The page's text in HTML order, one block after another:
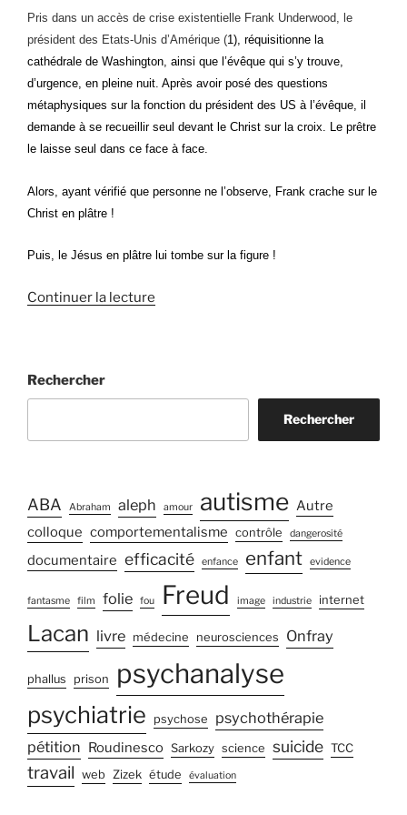
Pris dans un accès de crise existentielle Frank Underwood, le
président des Etats-Unis d’Amérique (1), réquisitionne la
cathédrale de Washington, ainsi que l’évêque qui s’y trouve,
d’urgence, en pleine nuit. Après avoir posé des questions
métaphysiques sur la fonction du président des US à l’évêque, il
demande à se recueillir seul devant le Christ sur la croix. Le prêtre
le laisse seul dans ce face à face.
Alors, ayant vérifié que personne ne l’observe, Frank crache sur le
Christ en plâtre !
Puis, le Jésus en plâtre lui tombe sur la figure !
Continuer la lecture
Rechercher
Rechercher
ABA Abraham aleph amour autisme Autre
colloque comportementalisme contrôle dangerosité
documentaire efficacité enfance enfant evidence
fantasme film folie fou Freud image industrie internet
Lacan livre médecine neurosciences Onfray
phallus prison psychanalyse
psychiatrie psychose
psychothérapie
pétition Roudinesco Sarkozy science suicide TCC
travail web Zizek étude évaluation